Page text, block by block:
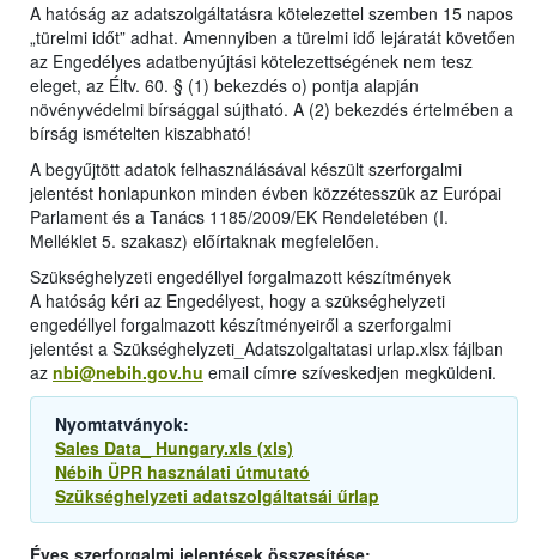
A hatóság az adatszolgáltatásra kötelezettel szemben 15 napos
„türelmi időt” adhat. Amennyiben a türelmi idő lejáratát követően
az Engedélyes adatbenyújtási kötelezettségének nem tesz
eleget, az Éltv. 60. § (1) bekezdés o) pontja alapján
növényvédelmi bírsággal sújtható. A (2) bekezdés értelmében a
bírság ismételten kiszabható!
A begyűjtött adatok felhasználásával készült szerforgalmi
jelentést honlapunkon minden évben közzétesszük az Európai
Parlament és a Tanács 1185/2009/EK Rendeletében (I.
Melléklet 5. szakasz) előírtaknak megfelelően.
Szükséghelyzeti engedéllyel forgalmazott készítmények
A hatóság kéri az Engedélyest, hogy a szükséghelyzeti
engedéllyel forgalmazott készítményeiről a szerforgalmi
jelentést a Szükséghelyzeti_Adatszolgaltatasi urlap.xlsx fájlban
az nbi@nebih.gov.hu email címre szíveskedjen megküldeni.
Nyomtatványok:
Sales Data_ Hungary.xls (xls)
Nébih ÜPR használati útmutató
Szükséghelyzeti adatszolgáltatsái űrlap